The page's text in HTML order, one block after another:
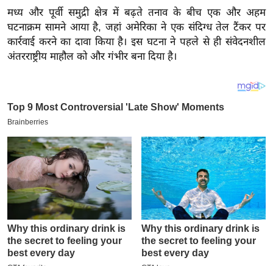
वि
शे
ष
ज्ञ
ब
ज
ट
खे
ल
क्रि
के
ट
I
P
मध्य और पूर्वी समुद्री क्षेत्र में बढ़ते तनाव के बीच एक और अहम
घटनाक्रम सामने आया है, जहां अमेरिका ने एक संदिग्ध तेल टैंकर पर
कार्रवाई करने का दावा किया है। इस घटना ने पहले से ही संवेदनशील
अंतरराष्ट्रीय माहौल को और गंभीर बना दिया है।